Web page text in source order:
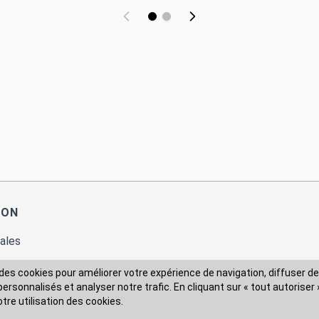
cookies pour améliorer votre expérience de navigation, diffuser
et analyser notre trafic. En cliquant sur « tout autoriser
utilisation des cookies.
données